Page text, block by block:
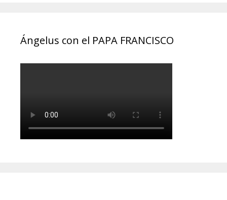
Ángelus con el PAPA FRANCISCO